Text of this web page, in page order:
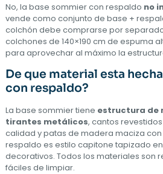
No, la base sommier con respaldo no
vende como conjunto de base +
colchón debe comprarse por
colchones de 140×190 cm de espuma
para aprovechar al máximo la
De que material esta
con respaldo?
La base sommier tiene estructura de
tirantes metálicos, cantos
calidad y patas de madera maciza con
respaldo es estilo capitone tapizado
decorativos. Todos los materiales son
fáciles de limpiar.